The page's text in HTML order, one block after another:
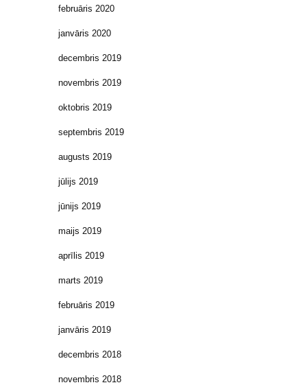
februāris 2020
janvāris 2020
decembris 2019
novembris 2019
oktobris 2019
septembris 2019
augusts 2019
jūlijs 2019
jūnijs 2019
maijs 2019
aprīlis 2019
marts 2019
februāris 2019
janvāris 2019
decembris 2018
novembris 2018